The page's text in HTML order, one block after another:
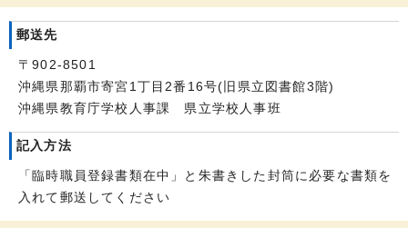
郵送先
〒902-8501
沖縄県那覇市寄宮1丁目2番16号(旧県立図書館3階)
沖縄県教育庁学校人事課 県立学校人事班
記入方法
「臨時職員登録書類在中」と朱書きした封筒に必要な書類を
入れて郵送してください